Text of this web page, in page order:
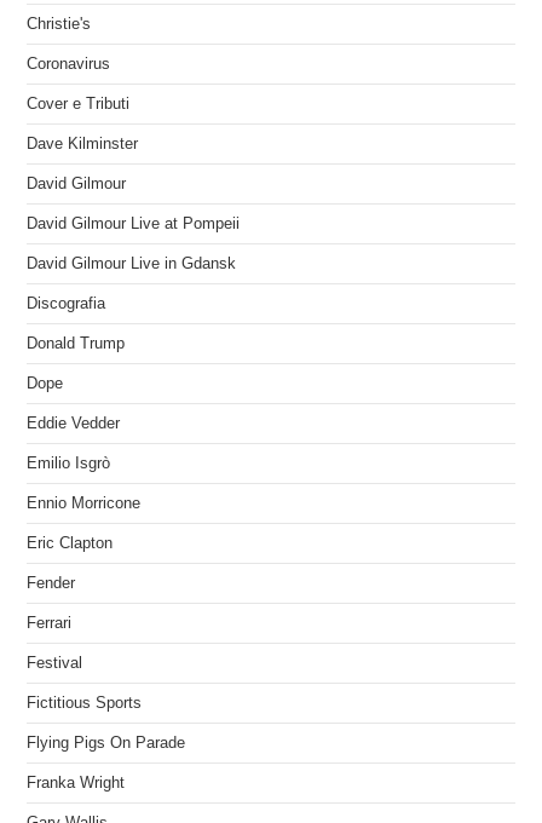
Christie's
Coronavirus
Cover e Tributi
Dave Kilminster
David Gilmour
David Gilmour Live at Pompeii
David Gilmour Live in Gdansk
Discografia
Donald Trump
Dope
Eddie Vedder
Emilio Isgrò
Ennio Morricone
Eric Clapton
Fender
Ferrari
Festival
Fictitious Sports
Flying Pigs On Parade
Franka Wright